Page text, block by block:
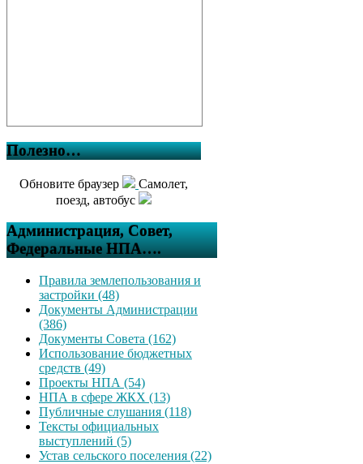
Полезно…
Обновите браузер
Самолет,
поезд, автобус
Администрация, Совет,
Федеральные НПА….
Правила землепользования и
застройки (48)
Документы Администрации
(386)
Документы Совета (162)
Использование бюджетных
средств (49)
Проекты НПА (54)
НПА в сфере ЖКХ (13)
Публичные слушания (118)
Тексты официальных
выступлений (5)
Устав сельского поселения (22)